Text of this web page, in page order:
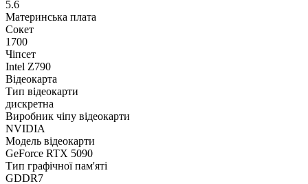
5.6
Материнська плата
Сокет
1700
Чіпсет
Intel Z790
Відеокарта
Тип відеокарти
дискретна
Виробник чіпу відеокарти
NVIDIA
Модель відеокарти
GeForce RTX 5090
Тип графічної пам'яті
GDDR7